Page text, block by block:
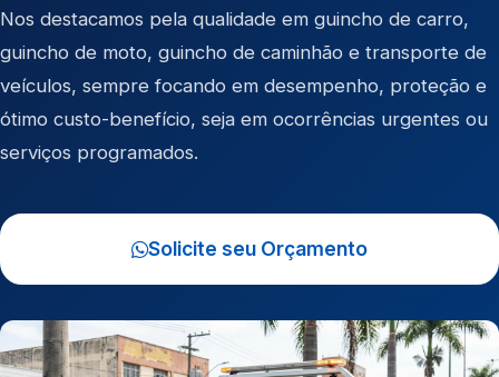
Nos destacamos pela qualidade em guincho de carro,
guincho de moto, guincho de caminhão e transporte de
veículos, sempre focando em desempenho, proteção e
ótimo custo-benefício, seja em ocorrências urgentes ou
serviços programados.
Solicite seu Orçamento